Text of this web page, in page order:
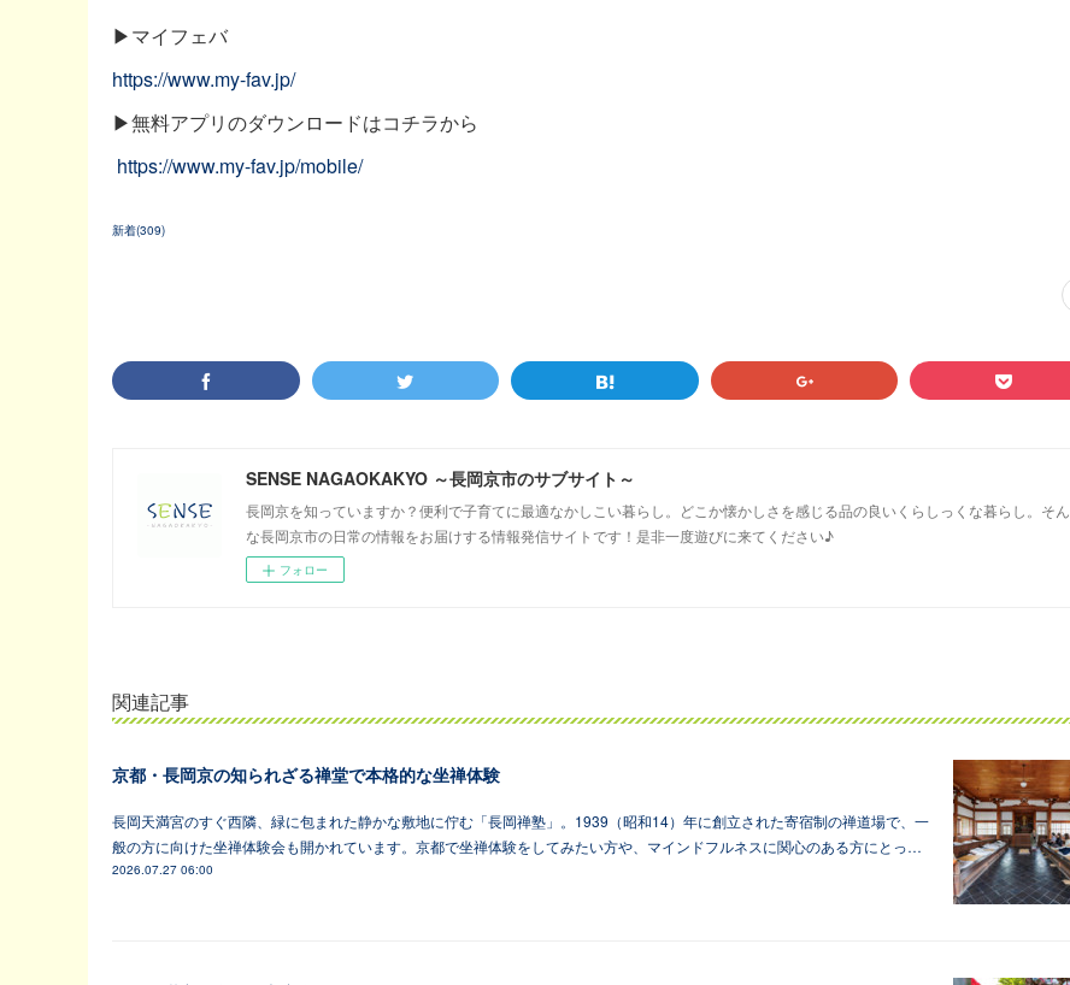
▶マイフェバ
https://www.my-fav.jp/
▶無料アプリのダウンロードはコチラから
https://www.my-fav.jp/mobile/
新着(309)
SENSE NAGAOKAKYO ～長岡京市のサブサイト～
長岡京を知っていますか？便利で子育てに最適なかしこい暮らし。どこか懐かしさを感じる品の良いくらしっくな暮らし。そん
な長岡京市の日常の情報をお届けする情報発信サイトです！是非一度遊びに来てください♪
フォロー
関連記事
京都・長岡京の知られざる禅堂で本格的な坐禅体験
長岡天満宮のすぐ西隣、緑に包まれた静かな敷地に佇む「長岡禅塾」。1939（昭和14）年に創立された寄宿制の禅道場で、一
般の方に向けた坐禅体験会も開かれています。京都で坐禅体験をしてみたい方や、マインドフルネスに関心のある方にとっ…
2026.07.27 06:00